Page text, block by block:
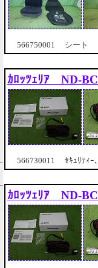
566750001 シート
ｶﾛｯﾂｪﾘｱ ND-
566730011 ｾｷｭﾘﾃｨｰ
ｶﾛｯﾂｪﾘｱ ND-